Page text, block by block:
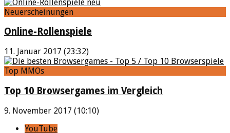
Neuerscheinungen
Online-Rollenspiele
11. Januar 2017 (23:32)
Top MMOs
Top 10 Browsergames im Vergleich
9. November 2017 (10:10)
YouTube